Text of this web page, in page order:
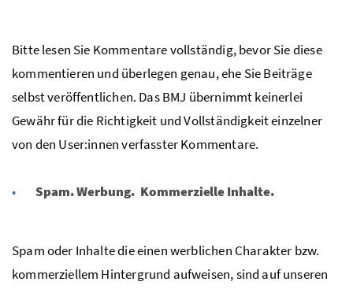
Bitte lesen Sie Kommentare vollständig, bevor Sie diese
kommentieren und überlegen genau, ehe Sie Beiträge
selbst veröffentlichen. Das BMJ übernimmt keinerlei
Gewähr für die Richtigkeit und Vollständigkeit einzelner
von den User:innen verfasster Kommentare.
Spam. Werbung. Kommerzielle Inhalte.
Spam oder Inhalte die einen werblichen Charakter bzw.
kommerziellem Hintergrund aufweisen, sind auf unseren